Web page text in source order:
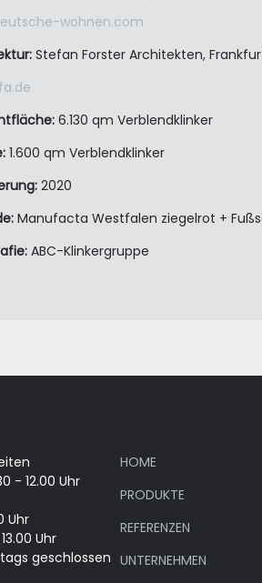
wohnen.com
Stefan Forster Architekten,
6.130 qm Verblendklinker
1.600 qm Verblendklinker
2020
Manufacta Westfalen ziegelrot +
ABC-Klinkergruppe
- 12.00 Uhr
Uhr
Uhr
geschlossen
HOME
PRODUKTE
REFERENZEN
UNTERNEHMEN